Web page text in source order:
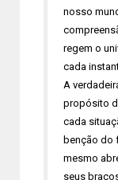
nosso
regem o
cada
A
propósito
cada
benção do
mesmo
seus